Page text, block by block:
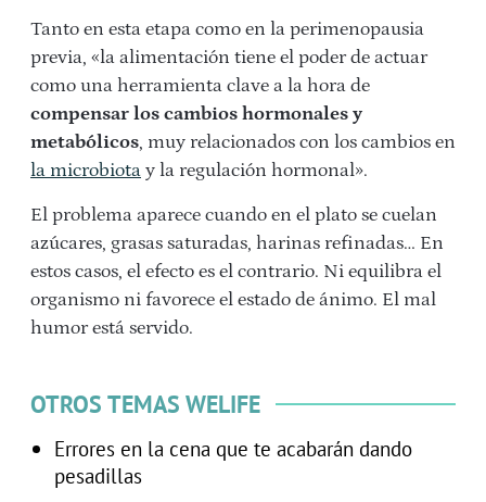
Tanto en esta etapa como en la perimenopausia
previa, «la alimentación tiene el poder de actuar
como una herramienta clave a la hora de
compensar los cambios hormonales y
metabólicos, muy relacionados con los cambios en
la microbiota y la regulación hormonal».
El problema aparece cuando en el plato se cuelan
azúcares, grasas saturadas, harinas refinadas… En
estos casos, el efecto es el contrario. Ni equilibra el
organismo ni favorece el estado de ánimo. El mal
humor está servido.
OTROS TEMAS WELIFE
Errores en la cena que te acabarán dando
pesadillas